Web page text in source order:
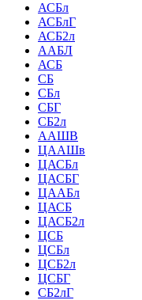
АСБл
АСБлГ
АСБ2л
ААБЛ
АСБ
СБ
СБл
СБГ
СБ2л
ААШВ
ЦААШв
ЦАСБл
ЦАСБГ
ЦААБл
ЦАСБ
ЦАСБ2л
ЦСБ
ЦСБл
ЦСБ2л
ЦСБГ
СБ2лГ